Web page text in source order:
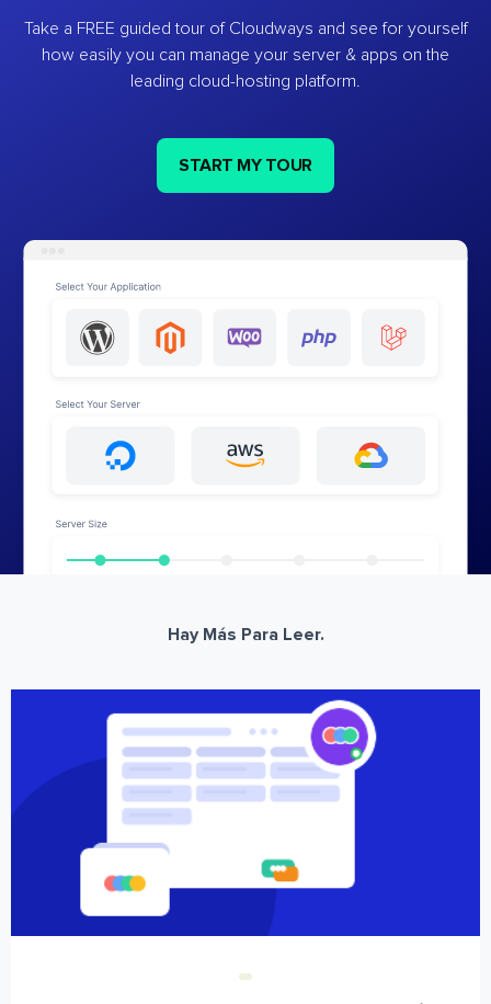
Take a FREE guided tour of Cloudways and see for yourself
how easily you can manage your server & apps on the
leading cloud-hosting platform.
START MY TOUR
Hay Más Para Leer.